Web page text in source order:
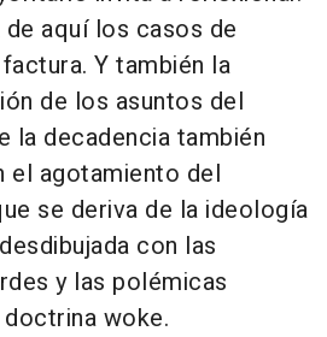
aquí los casos de
Y también la
de los asuntos del
la decadencia también
el agotamiento del
se deriva de la ideología
con las
y las polémicas
woke.